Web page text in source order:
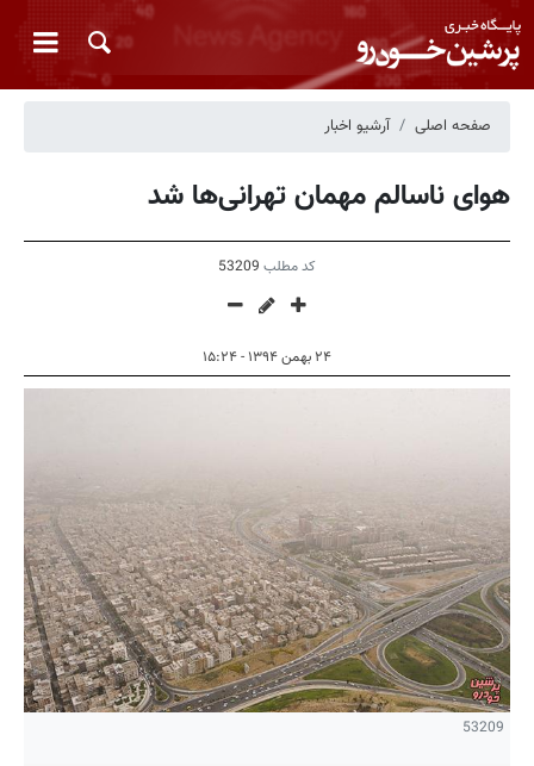
صفحه اصلی آرشیو اخبار
هوای ناسالم مهمان تهرانی‌ها شد
کد مطلب 53209
۲۴ بهمن ۱۳۹۴ - ۱۵:۲۴
53209